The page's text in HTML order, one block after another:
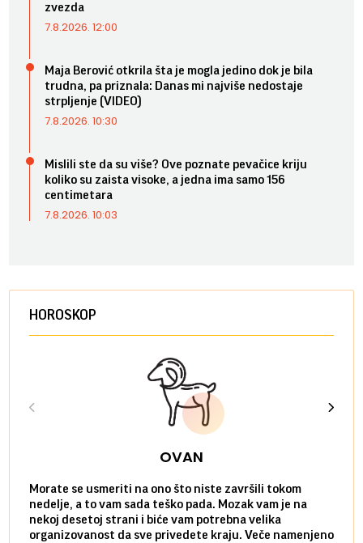
zvezda
7.8.2026. 12:00
Maja Berović otkrila šta je mogla jedino dok je bila
trudna, pa priznala: Danas mi najviše nedostaje
strpljenje (VIDEO)
7.8.2026. 10:30
Mislili ste da su više? Ove poznate pevačice kriju
koliko su zaista visoke, a jedna ima samo 156
centimetara
7.8.2026. 10:03
HOROSKOP
OVAN
Morate se usmeriti na ono što niste završili tokom
nedelje, a to vam sada teško pada. Mozak vam je na
nekoj desetoj strani i biće vam potrebna velika
organizovanost da sve privedete kraju. Veče namenjeno